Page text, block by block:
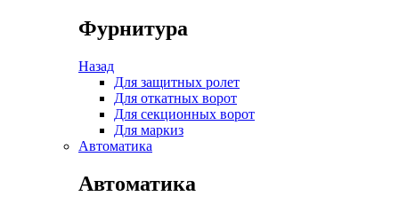
Фурнитура
Назад
Для защитных ролет
Для откатных ворот
Для секционных ворот
Для маркиз
Автоматика
Автоматика